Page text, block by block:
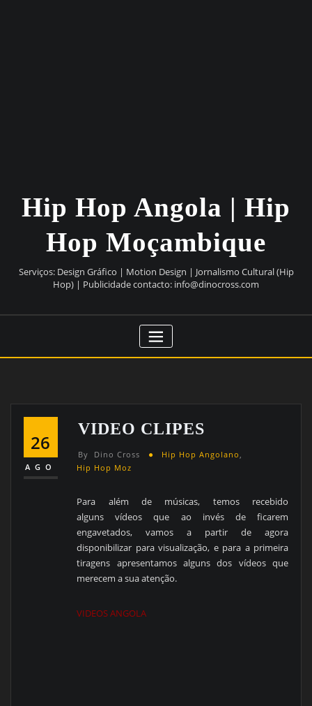
Hip Hop Angola | Hip
Hop Moçambique
Serviços: Design Gráfico | Motion Design | Jornalismo Cultural (Hip
Hop) | Publicidade contacto: info@dinocross.com
26
AGO
VIDEO CLIPES
By Dino Cross Hip Hop Angolano ,
Hip Hop Moz
Para além de músicas, temos recebido
alguns vídeos que ao invés de ficarem
engavetados, vamos a partir de agora
disponibilizar para visualização, e para a primeira
tiragens apresentamos alguns dos vídeos que
merecem a sua atenção.
VIDEOS ANGOLA